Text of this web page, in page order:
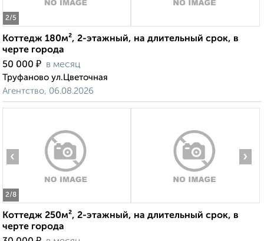
2/5
Коттедж 180м², 2-этажный, на длительный срок, в
черте города
50 000₽ в месяц
Труфаново ул.Цветочная
2/8
‹